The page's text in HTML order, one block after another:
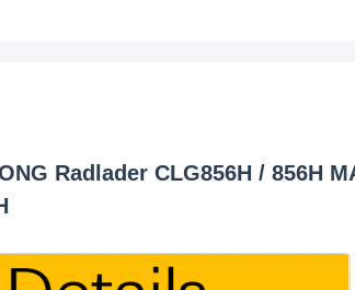
Radlader CLG856H / 856H